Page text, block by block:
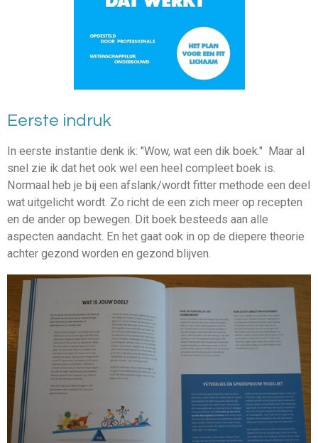
Eerste indruk
In eerste instantie denk ik: "Wow, wat een dik boek." Maar al
snel zie ik dat het ook wel een heel compleet boek is.
Normaal heb je bij een afslank/wordt fitter methode een deel
wat uitgelicht wordt. Zo richt de een zich meer op recepten
en de ander op bewegen. Dit boek besteeds aan alle
aspecten aandacht. En het gaat ook in op de diepere theorie
achter gezond worden en gezond blijven.